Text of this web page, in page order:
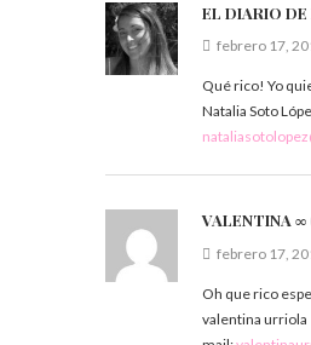
EL DIARIO DE
febrero 17,
Qué rico! Yo
Natalia Soto
VALENTINA ∞
febrero 17,
Oh que rico
valentina urriola